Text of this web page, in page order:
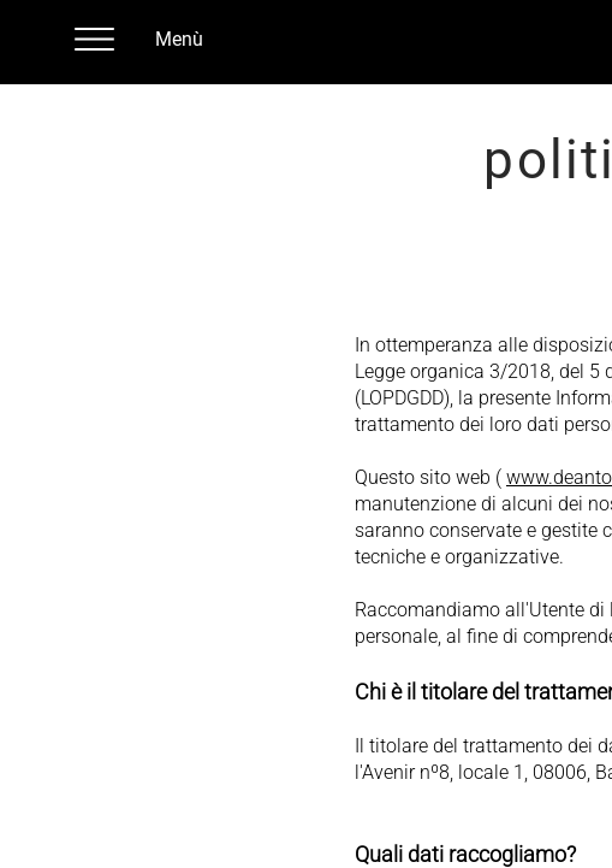
Menù
In ottemperanza alle
Legge organica 3/2018, del
(LOPDGDD), la presente
trattamento dei loro dati
Questo sito web (
manutenzione di alcuni dei
saranno conservate e gestite
tecniche e organizzative.
Raccomandiamo all'Utente
personale, al fine di
Chi è il titolare del
Il titolare del trattamento dei
l'Avenir nº8, locale 1, 08006,
Quali dati raccogliamo?